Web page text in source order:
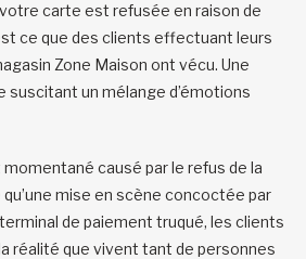
carte est refusée en raison de
ce que des clients effectuant leurs
Zone Maison ont vécu. Une
un mélange d’émotions
causé par le refus de la
mise en scène concoctée par
de paiement truqué, les clients
réalité que vivent tant de personnes